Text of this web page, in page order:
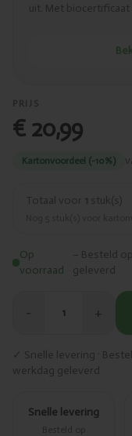
uit. Met
PRIJS
€ 20,99
Kartonvoordeel (-10%)
Totaal voor 1 stuk(s)
Op
voorraad
– Besteld
geleverd
− 1 +
✓ Snelle levering ·
werkdag geleverd
Snelle levering
Besteld op